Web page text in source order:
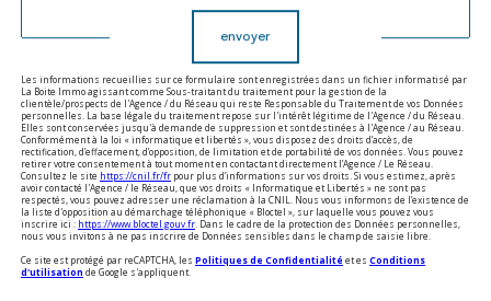
envoyer
Les informations recueillies sur ce formulaire sont enregistrées dans un fichier informatisé par
La Boite Immo agissant comme Sous-traitant du traitement pour la gestion de la
clientèle/prospects de l'Agence / du Réseau qui reste Responsable du Traitement de vos Données
personnelles. La base légale du traitement repose sur l'intérêt légitime de l'Agence / du Réseau.
Elles sont conservées jusqu'à demande de suppression et sont destinées à l'Agence / au Réseau.
Conformément à la loi « informatique et libertés », vous disposez des droits d’accès, de
rectification, d’effacement, d’opposition, de limitation et de portabilité de vos données. Vous pouvez
retirer votre consentement à tout moment en contactant directement l’Agence / Le Réseau.
Consultez le site https://cnil.fr/fr pour plus d’informations sur vos droits. Si vous estimez, après
avoir contacté l'Agence / le Réseau, que vos droits « Informatique et Libertés » ne sont pas
respectés, vous pouvez adresser une réclamation à la CNIL. Nous vous informons de l’existence de
la liste d'opposition au démarchage téléphonique « Bloctel », sur laquelle vous pouvez vous
inscrire ici : https://www.bloctel.gouv.fr. Dans le cadre de la protection des Données personnelles,
nous vous invitons à ne pas inscrire de Données sensibles dans le champ de saisie libre.
Ce site est protégé par reCAPTCHA, les Politiques de Confidentialité et es Conditions
d'utilisation de Google s'appliquent.